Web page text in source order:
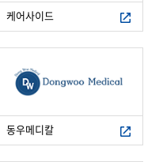
케어사이드
동우메디칼